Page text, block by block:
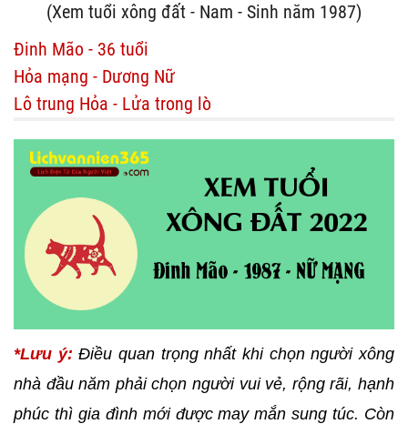
(Xem tuổi xông đất - Nam - Sinh năm 1987)
Đinh Mão - 36 tuổi
Hỏa mạng - Dương Nữ
Lô trung Hỏa - Lửa trong lò
*Lưu ý: Điều quan trọng nhất khi chọn người xông
nhà đầu năm phải chọn người vui vẻ, rộng rãi, hạnh
phúc thì gia đình mới được may mắn sung túc. Còn